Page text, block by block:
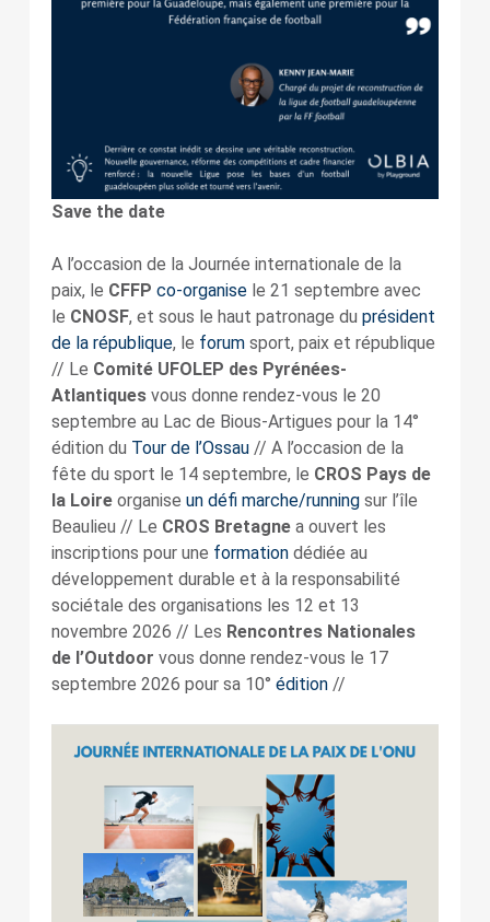
Save the date
A l’occasion de la Journée internationale de la
paix, le CFFP co-organisele 21 septembre avec
le CNOSF, et sous le haut patronage du président
de la république, le forumsport, paix et république
// Le Comité UFOLEP des Pyrénées-
Atlantiques vous donne rendez-vous le 20
septembre au Lac de Bious-Artigues pour la 14°
édition du Tour de l’Ossau// A l’occasion de la
fête du sport le 14 septembre, le CROS Pays de
la Loireorganise un défi marche/runningsur l’île
Beaulieu // Le CROS Bretagnea ouvert les
inscriptions pour une formationdédiée au
développement durable et à la responsabilité
sociétale des organisations les 12 et 13
novembre 2026 // Les Rencontres Nationales
de l’Outdoor vous donne rendez-vous le 17
septembre 2026 pour sa 10° édition//